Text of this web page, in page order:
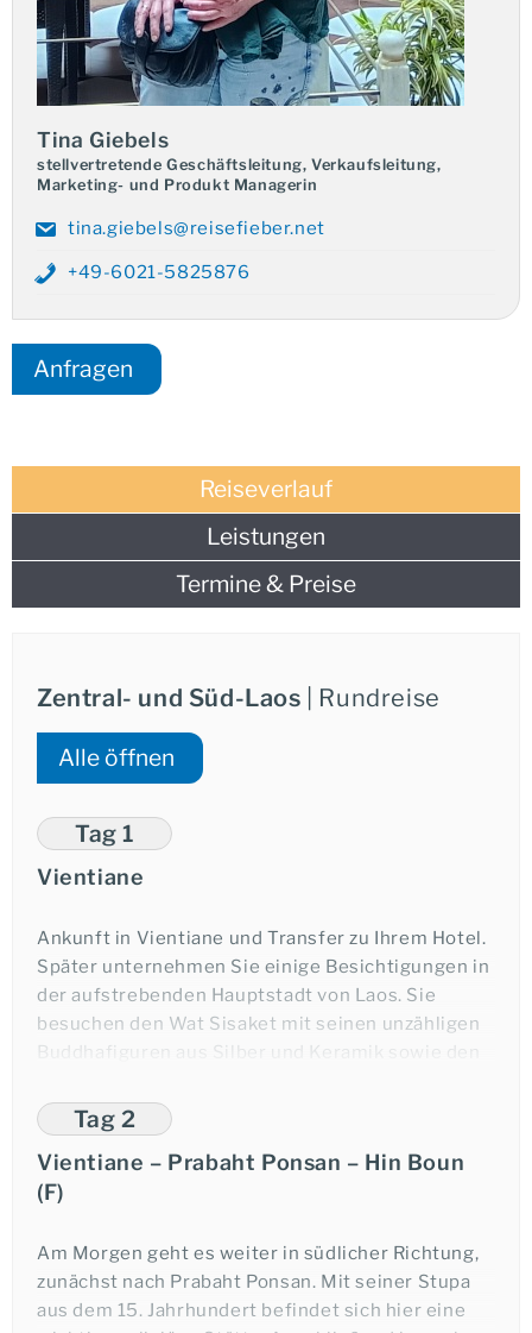
beeindruckenden Gebiets der4.000 Inseln, wo das
Leben am Mekong-Fluss seinen gemächlichen
Rhythmus hat. Ebenso erwartet Sie der bezaubernde
Tadlo Wasserfall
. Diese Erlebnisse bieten Ihnen
intensive und naturnahe Einblicke.
Kulturelle Tiefe und verlässliche Organisation
Kulturell tauchen Sie in die Geschichte des Landes ein:
Besuchen Sie dasUNESCO-Weltkulturerbe Wat Phou
frühen Zivilisation der Region zeugt.
Auch die Besichtigung der Hauptstadt
auf Ihrem Programm. Wir legen größten Wert auf eine
ausgewählten Unterkünfte gewährleisten, dass Sie die
kulturelle Tiefe und die landschaftliche Schönheit von
Laos entspannt und ohne logistische Sorgen genießen
können.
Tina Giebels
stellvertretende Geschäftsleitung, Verkaufsleitung,
Marketing- und Produkt Managerin
tina.giebels@reisefieber.net
+49-6021-5825876
Anfragen
Reiseverlauf
Leistungen
Termine & Preise
Zentral- und Süd-Laos | Rundreise
Alle öffnen
Tag 1
Vientiane
Ankunft in Vientiane und Transfer zu Ihrem Hotel.
Später unternehmen Sie einige Besichtigungen in
der aufstrebenden Hauptstadt von Laos. Sie
besuchen den Wat Sisaket mit seinen unzähligen
Buddhafiguren aus Silber und Keramik sowie den
Museum für Kunst und Antikes. Danach sehen Sie
den gewaltigen Triumphbogen Patuxai, der stark
an den Arc de Triomphe von Paris erinnert, sowie
das größte Heiligtum in Laos, die goldene Stupa
zurück gebracht werden, besichtigen Sie noch
eine Ausstellung im Cope Exhibition Centre.
Tag 2
Vientiane – Prabaht Ponsan – Hin Boun
(F)
Am Morgen geht es weiter in südlicher Richtung,
zunächst nach Prabaht Ponsan. Mit seiner Stupa
aus dem 15. Jahrhundert befindet sich hier eine